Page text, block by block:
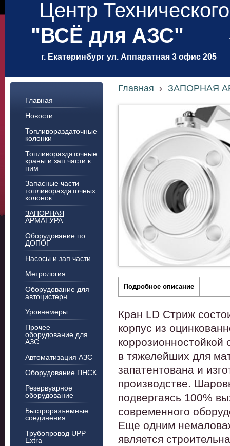
Центр
г. Екатеринбург ул. Аппаратная 3 офис 205
"ВСЁ для АЗС"
Главная
Новости
Топливораздаточные
колонки
Топливораздаточные
краны и зап.части к
ним
Запасные части
топливораздаточных
колонок
ЗАПОРНАЯ
АРМАТУРА
Оборудование по
ДОПОГ
Насосы и зап.части
Метрология
Оборудование для
автоцистерн
Уровнемеры
Прочее
оборудование для
АЗС
Автоматизация АЗС
Оборудование ПНСК
Резервуарное
оборудование
Быстроразъемные
соединения
Трубопровод UPP
Extra
Главная › ЗАПОРНАЯ
Подробное описание
Кран LD Стриж
корпус из
коррозионностойкой
в тяжелейших для
запатентована и
производстве.
подвергаясь 100%
современного
Еще одним
является